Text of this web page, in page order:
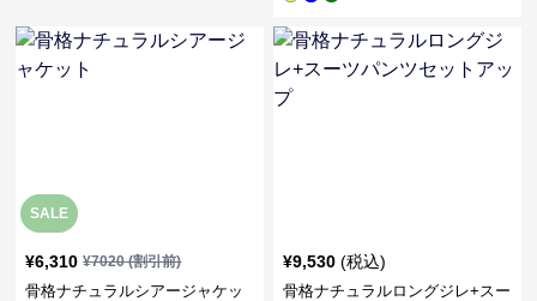
SALE
¥6,310 ¥7020(割引前)
骨格ナチュラルシアージャケッ
¥9,530 (税込)
骨格ナチュラルロングジレ+スー